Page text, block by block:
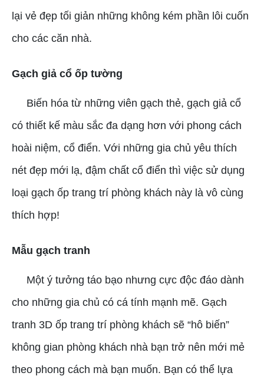
lại vẻ đẹp tối giản những không kém phần lôi cuốn
cho các căn nhà.
Gạch giả cổ ốp tường
Biến hóa từ những viên gạch thẻ, gạch giả cổ
có thiết kế màu sắc đa dạng hơn với phong cách
hoài niệm, cổ điển. Với những gia chủ yêu thích
nét đẹp mới lạ, đậm chất cổ điển thì việc sử dụng
loại gạch ốp trang trí phòng khách này là vô cùng
thích hợp!
Mẫu gạch tranh
Một ý tưởng táo bạo nhưng cực độc đáo dành
cho những gia chủ có cá tính mạnh mẽ. Gạch
tranh 3D ốp trang trí phòng khách sẽ “hô biến”
không gian phòng khách nhà bạn trở nên mới mẻ
theo phong cách mà bạn muốn. Bạn có thể lựa